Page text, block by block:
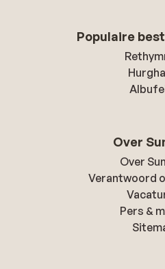
Populaire
Over
Over
Verantwoord
Pers &